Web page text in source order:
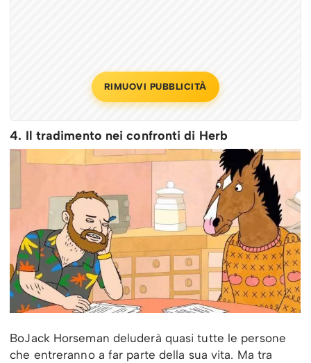
RIMUOVI PUBBLICITÀ
4. Il tradimento nei confronti di Herb
BoJack Horseman deluderà quasi tutte le persone
che entreranno a far parte della sua vita. Ma tra